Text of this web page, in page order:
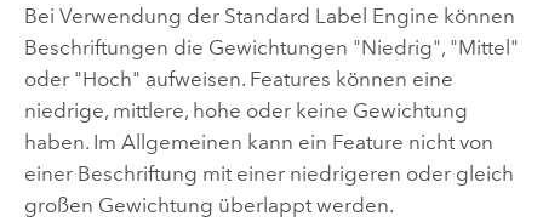
Bei Verwendung der Standard Label Engine können
Beschriftungen die Gewichtungen "Niedrig", "Mittel"
oder "Hoch" aufweisen. Features können eine
niedrige, mittlere, hohe oder keine Gewichtung
haben. Im Allgemeinen kann ein Feature nicht von
einer Beschriftung mit einer niedrigeren oder gleich
großen Gewichtung überlappt werden.